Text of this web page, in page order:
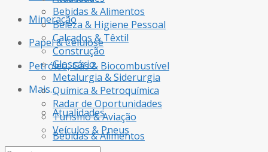
Mineração
Papel & Celulose
Petróleo, Gás & Biocombustível
Mais…
Atualidades
Bebidas & Alimentos
Bebidas & Alimentos
Beleza & Higiene Pessoal
Calçados & Têxtil
Construção
Glossário
Metalurgia & Siderurgia
Química & Petroquímica
Radar de Oportunidades
Turismo & Aviação
Veículos & Pneus